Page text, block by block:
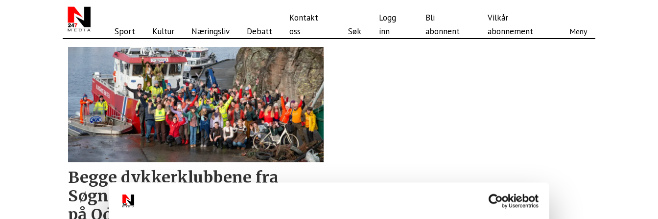
Sport Kultur Næringsliv Debatt
Kontakt
oss
Søk
Logg
inn
Bli
abonnent
Vilkår
abonnement
dykkerklubb
Begge dykkerklubbene fra
Søgne deltok i Vårryddedagen
på Odderøya